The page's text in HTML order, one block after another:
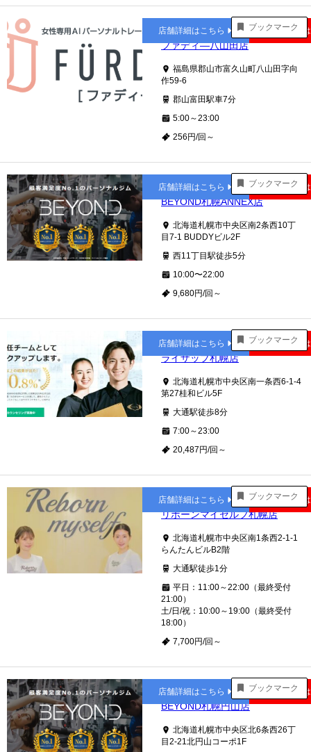
ブックマーク
郡山富田
ファディ―八山田店
福島県郡山市富久山町八山田字向
作59-6
郡山富田駅車7分
5:00～23:00
256円/回～
店舗詳細はこちら 公式サイト
ブックマーク
西11丁目
BEYOND札幌ANNEX店
北海道札幌市中央区南2条西10丁
目7-1 BUDDYビル2F
西11丁目駅徒歩5分
10:00〜22:00
9,680円/回～
店舗詳細はこちら 公式サイト
ブックマーク
大通
ライザップ札幌店
北海道札幌市中央区南一条西6-1-4
第27桂和ビル5F
大通駅徒歩8分
7:00～23:00
20,487円/回～
店舗詳細はこちら 公式サイト
ブックマーク
大通
リボーンマイセルフ札幌店
北海道札幌市中央区南1条西2-1-1
らんたんビルB2階
大通駅徒歩1分
平日：11:00～22:00（最終受付
21:00）
土/日/祝：10:00～19:00（最終受付
18:00）
7,700円/回～
店舗詳細はこちら 公式サイト
ブックマーク
西28丁目
BEYOND札幌円山店
北海道札幌市中央区北6条西26丁
目2-21北円山コーポ1F
店舗詳細はこちら 公式サイト